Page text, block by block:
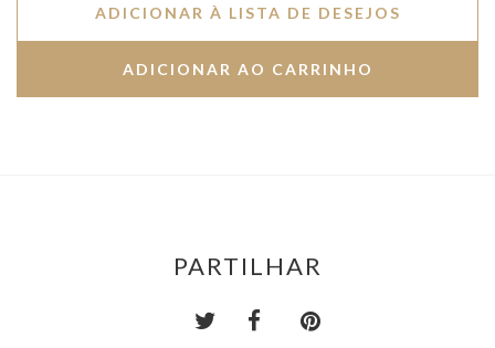
ADICIONAR À LISTA DE DESEJOS
PARTILHAR